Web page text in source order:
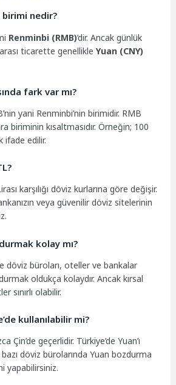
birimi nedir?
Renminbi (RMB)’dir. Ancak günlük
ticarette genellikleYuan (CNY)
fark var mı?
yani Renminbi’nin birimidir. RMB
biriminin kısaltmasıdır. Örneğin; 100
ifade edilir.
karşılığı döviz kurlarına göre değişir.
veya güvenilir döviz sitelerinin
kolay mı?
döviz büroları, oteller ve bankalar
oldukça kolaydır. Ancak kırsal
sınırlı olabilir.
kullanılabilir mi?
Çin’de geçerlidir. Türkiye’de Yuan’ı
döviz bürolarında Yuan bozdurma
yapabilirsiniz.